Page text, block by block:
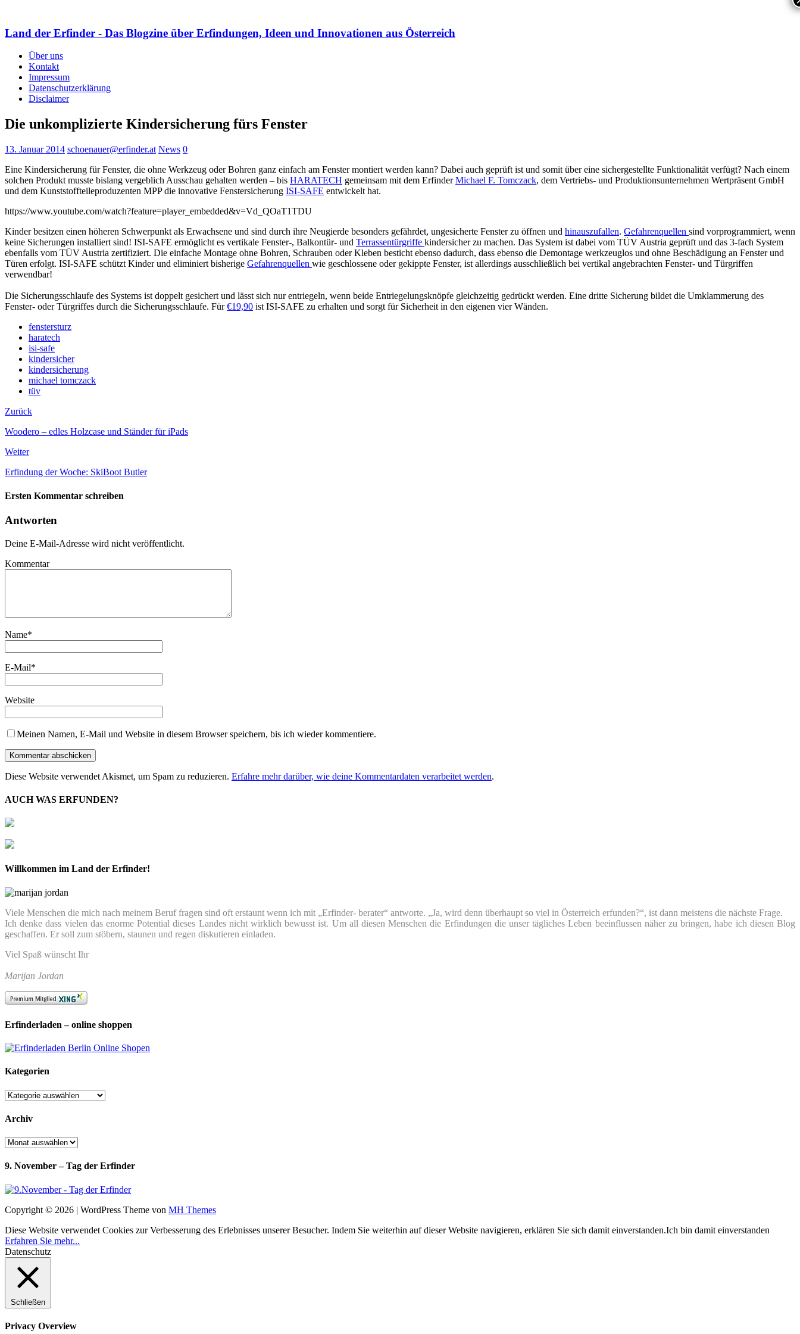
Land der Erfinder - Das Blogzine über Erfindungen, Ideen und Innovationen aus Österreich
Über uns
Kontakt
Impressum
Datenschutzerklärung
Disclaimer
Die unkomplizierte Kindersicherung fürs Fenster
13. Januar 2014 schoenauer@erfinder.at News 0
Eine Kindersicherung für Fenster, die ohne Werkzeug oder Bohren ganz einfach am Fenster montiert werden kann? Dabei auch geprüft ist und somit über eine sichergestellte Funktionalität verfügt? Nach einem
solchen Produkt musste bislang vergeblich Ausschau gehalten werden – bis HARATECH gemeinsam mit dem ErfinderMichael F. Tomczack, dem Vertriebs- und Produktionsunternehmen Wertpräsent GmbH
und dem Kunststoffteileproduzenten MPP die innovative Fenstersicherung ISI-SAFE entwickelt hat.
https://www.youtube.com/watch?feature=player_embedded&v=Vd_QOaT1TDU
Kinder besitzen einen höheren Schwerpunkt als Erwachsene und sind durch ihre Neugierde besonders gefährdet, ungesicherte Fenster zu öffnen und hinauszufallen. Gefahrenquellen sind vorprogrammiert, wenn
keine Sicherungen installiert sind! ISI-SAFE ermöglicht es vertikale Fenster-, Balkontür- und Terrassentürgriffe kindersicher zu machen. Das System ist dabei vom TÜV Austria geprüft und das 3-fach System
ebenfalls vom TÜV Austria zertifiziert. Die einfache Montage ohne Bohren, Schrauben oder Kleben besticht ebenso dadurch, dass ebenso die Demontage werkzeuglos und ohne Beschädigung an Fenster und
Türen erfolgt. ISI-SAFE schützt Kinder und eliminiert bisherige Gefahrenquellen wie geschlossene oder gekippte Fenster, ist allerdings ausschließlich bei vertikal angebrachten Fenster- und Türgriffen
verwendbar!
Die Sicherungsschlaufe des Systems ist doppelt gesichert und lässt sich nur entriegeln, wenn beide Entriegelungsknöpfe gleichzeitig gedrückt werden. Eine dritte Sicherung bildet die Umklammerung des
Fenster- oder Türgriffes durch die Sicherungsschlaufe. Für€19,90 ist ISI-SAFE zu erhalten und sorgt für Sicherheit in den eigenen vier Wänden.
fenstersturz
haratech
isi-safe
kindersicher
kindersicherung
michael tomczack
tüv
Zurück
Woodero – edles Holzcase und Ständer für iPads
Weiter
Erfindung der Woche: SkiBoot Butler
Ersten Kommentar schreiben
Antworten
Deine E-Mail-Adresse wird nicht veröffentlicht.
Kommentar
Name*
E-Mail*
Website
Meinen Namen, E-Mail und Website in diesem Browser speichern, bis ich wieder kommentiere.
Diese Website verwendet Akismet, um Spam zu reduzieren. Erfahre mehr darüber, wie deine Kommentardaten verarbeitet werden.
AUCH WAS ERFUNDEN?
Willkommen im Land der Erfinder!
Viele Menschen die mich nach meinem Beruf fragen sind oft erstaunt wenn ich mit „Erfinder- berater“ antworte. „Ja, wird denn überhaupt so viel in Österreich erfunden?“, ist dann meistens die nächste Frage.
Ich denke dass vielen das enorme Potential dieses Landes nicht wirklich bewusst ist. Um all diesen Menschen die Erfindungen die unser tägliches Leben beeinflussen näher zu bringen, habe ich diesen Blog
geschaffen. Er soll zum stöbern, staunen und regen diskutieren einladen.
Viel Spaß wünscht Ihr
Marijan Jordan
Erfinderladen – online shoppen
Kategorien
Kategorien
Archiv
Archiv
9. November – Tag der Erfinder
Copyright © 2026 | WordPress Theme von MH Themes
Diese Website verwendet Cookies zur Verbesserung des Erlebnisses unserer Besucher. Indem Sie weiterhin auf dieser Website navigieren, erklären Sie sich damit einverstanden.Ich bin damit einverstanden
Erfahren Sie mehr...
Datenschutz
Schließen
Privacy Overview